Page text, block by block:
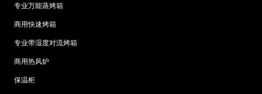
专业万能蒸烤箱
商用快速烤箱
专业带湿度对流烤箱
商用热风炉
保温柜